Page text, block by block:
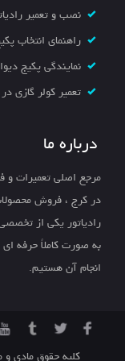
نصب و تعمیر
راهنمای انتخاب
نمایندگی پکیج
تعمیر کولر گازی
درباره ما
مرجع اصلی تعمیرات و
در کرج ، فروش
رادیاتور یکی از
به صورت کاملاً حرفه
انجام آن هستیم.
کلیه حقوق مادی